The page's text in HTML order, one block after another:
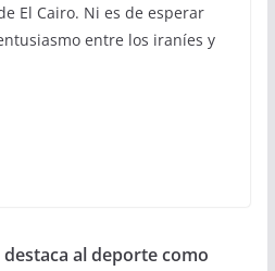
El Cairo. Ni es de esperar
entre los iraníes y
al deporte como